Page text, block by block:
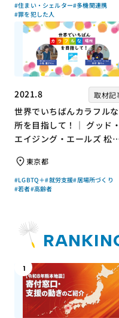
#住まい・シェルター#多機関連携
#罪を犯した人
2021.8 取材記
世界でいちばんカラフル
所を目指して！｜ グッド・
エイジング・エールズ 松
慶子さん【聞き手】
東京都
#LGBTQ＋#就労支援#居場所づくり
#若者#高齢者
1